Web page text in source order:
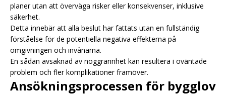
planer utan att överväga risker eller konsekvenser, inklusive
säkerhet.
Detta innebär att alla beslut har fattats utan en fullständig
förståelse för de potentiella negativa effekterna på
omgivningen och invånarna.
En sådan avsaknad av noggrannhet kan resultera i oväntade
problem och fler komplikationer framöver.
Ansökningsprocessen för bygglov